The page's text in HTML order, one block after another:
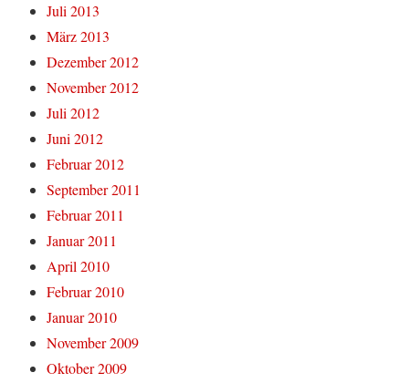
Juli 2013
März 2013
Dezember 2012
November 2012
Juli 2012
Juni 2012
Februar 2012
September 2011
Februar 2011
Januar 2011
April 2010
Februar 2010
Januar 2010
November 2009
Oktober 2009